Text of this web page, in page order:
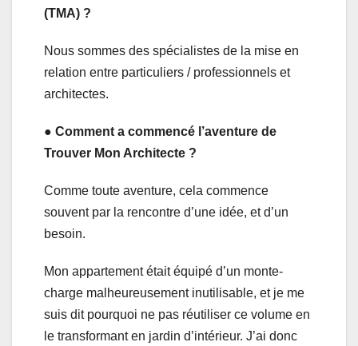
(TMA) ?
Nous sommes des spécialistes de la mise en
relation entre particuliers / professionnels et
architectes.
● Comment a commencé l’aventure de
Trouver Mon Architecte ?
Comme toute aventure, cela commence
souvent par la rencontre d’une idée, et d’un
besoin.
Mon appartement était équipé d’un monte-
charge malheureusement inutilisable, et je me
suis dit pourquoi ne pas réutiliser ce volume en
le transformant en jardin d’intérieur. J’ai donc